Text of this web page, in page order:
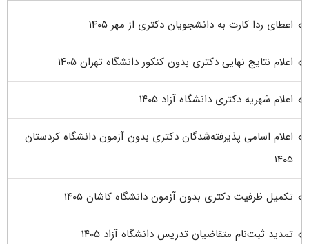
اعطای ردا کارت به دانشجویان دکتری از مهر ۱۴۰۵
اعلام نتایج نهایی دکتری بدون کنکور دانشگاه تهران ۱۴۰۵
اعلام شهریه دکتری دانشگاه آزاد ۱۴۰۵
اعلام اسامی پذیرفته‌شدگان دکتری بدون آزمون دانشگاه کردستان
۱۴۰۵
تکمیل ظرفیت دکتری بدون آزمون دانشگاه کاشان ۱۴۰۵
تمدید ثبت‌نام متقاضیان تدریس دانشگاه آزاد ۱۴۰۵